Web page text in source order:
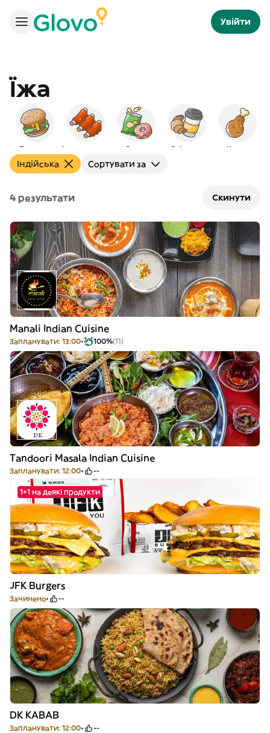
Увійти
Їжа
Бургери Снеки Сніданок Курка
Індійська Сортувати за
4 результати Скинути
Manali Indian Cuisine
Запланувати: 13:00 100%(11)
Tandoori Masala Indian Cuisine
Запланувати: 12:00 --
1+1 на деякі продукти
JFK Burgers
Зачинено --
DK KABAB
Запланувати: 12:00 --